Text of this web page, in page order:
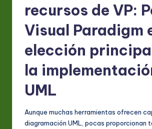
recursos de VP:
Visual Paradigm
elección
la
UML
Aunque muchas herramientas ofrecen
diagramación UML, pocas proporcionan